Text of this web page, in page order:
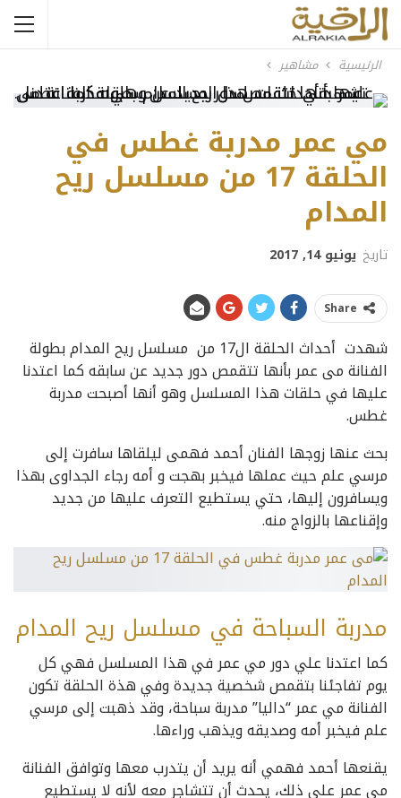
الرئيسية مشاهير
مي عمر مدربة غطس في
الحلقة 17 من مسلسل ريح
المدام
تاريخ يونيو 14, 2017
Share
شهدت أحداث الحلقة ال17 من مسلسل ريح المدام بطولة
الفنانة مى عمر بأنها تتقمص دور جديد عن سابقه كما اعتدنا
عليها في حلقات هذا المسلسل وهو أنها أصبحت مدربة
غطس.
بحث عنها زوجها الفنان أحمد فهمى ليلقاها سافرت إلى
مرسي علم حيث عملها فيخبر بهجت و أمه رجاء الجداوى بهذا
ويسافرون إليها، حتي يستطيع التعرف عليها من جديد
وإقناعها بالزواج منه.
مدربة السباحة في مسلسل ريح المدام
كما اعتدنا علي دور مي عمر في هذا المسلسل فهي كل
يوم تفاجئنا بتقمص شخصية جديدة وفي هذة الحلقة تكون
الفنانة مي عمر “داليا” مدربة سباحة، وقد ذهبت إلى مرسي
علم فيخبر أمه وصديقه ويذهب وراءها.
يقنعها أحمد فهمي أنه يريد أن يتدرب معها وتوافق الفنانة
مي عمر علي ذلك، يحدث أن تتشاجر معه لأنه لا يستطيع